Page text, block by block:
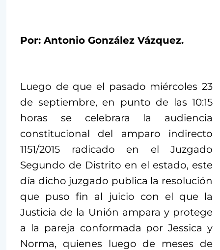
Por: Antonio González Vázquez.
Luego de que el pasado miércoles 23
de septiembre, en punto de las 10:15
horas se celebrara la audiencia
constitucional del amparo indirecto
1151/2015 radicado en el Juzgado
Segundo de Distrito en el estado, este
día dicho juzgado publica la resolución
que puso fin al juicio con el que la
Justicia de la Unión ampara y protege
a la pareja conformada por Jessica y
Norma, quienes luego de meses de